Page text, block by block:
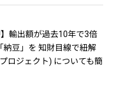
輸出額が過去10年で3倍
豆」を 知財目線で紐解
ロジェクト) についても簡